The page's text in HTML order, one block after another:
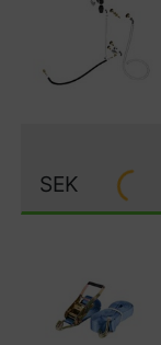
SEK